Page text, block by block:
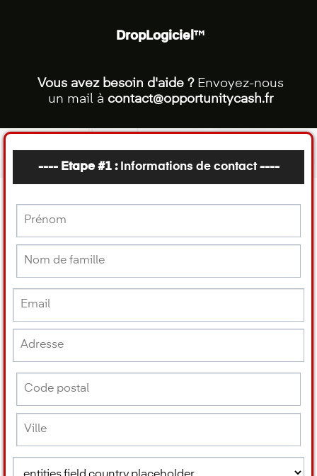
DropLogiciel ™
Vous avez besoin d'aide ?Envoyez-nous
un mail à contact@opportunitycash.fr
---- Etape #1 : Informations de contact----